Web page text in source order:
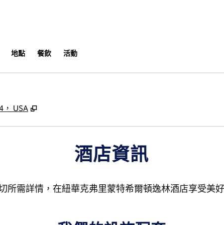
地點 餐飲 活動
， USA ,
酒店資訊
所需詳情，在紐華克弗里蒙特希爾頓逸林酒店享受美